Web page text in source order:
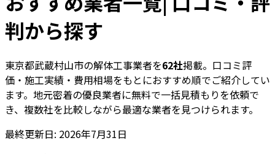
判から探す
東京都武蔵村山市の解体工事業者を62社掲載。口コミ評
価・施工実績・費用相場をもとにおすすめ順でご紹介してい
ます。地元密着の優良業者に無料で一括見積もりを依頼で
き、複数社を比較しながら最適な業者を見つけられます。
最終更新日: 2026年7月31日